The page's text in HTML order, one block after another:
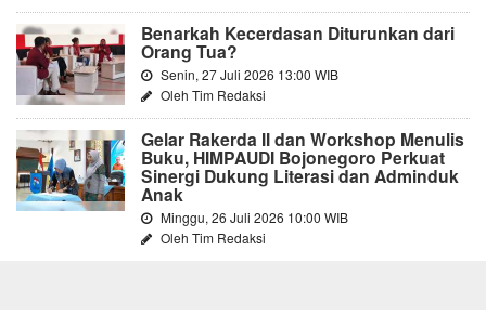
Benarkah Kecerdasan Diturunkan dari
Orang Tua?
Senin, 27 Juli 2026 13:00 WIB
Oleh Tim Redaksi
Gelar Rakerda II dan Workshop Menulis
Buku, HIMPAUDI Bojonegoro Perkuat
Sinergi Dukung Literasi dan Adminduk
Anak
Minggu, 26 Juli 2026 10:00 WIB
Oleh Tim Redaksi